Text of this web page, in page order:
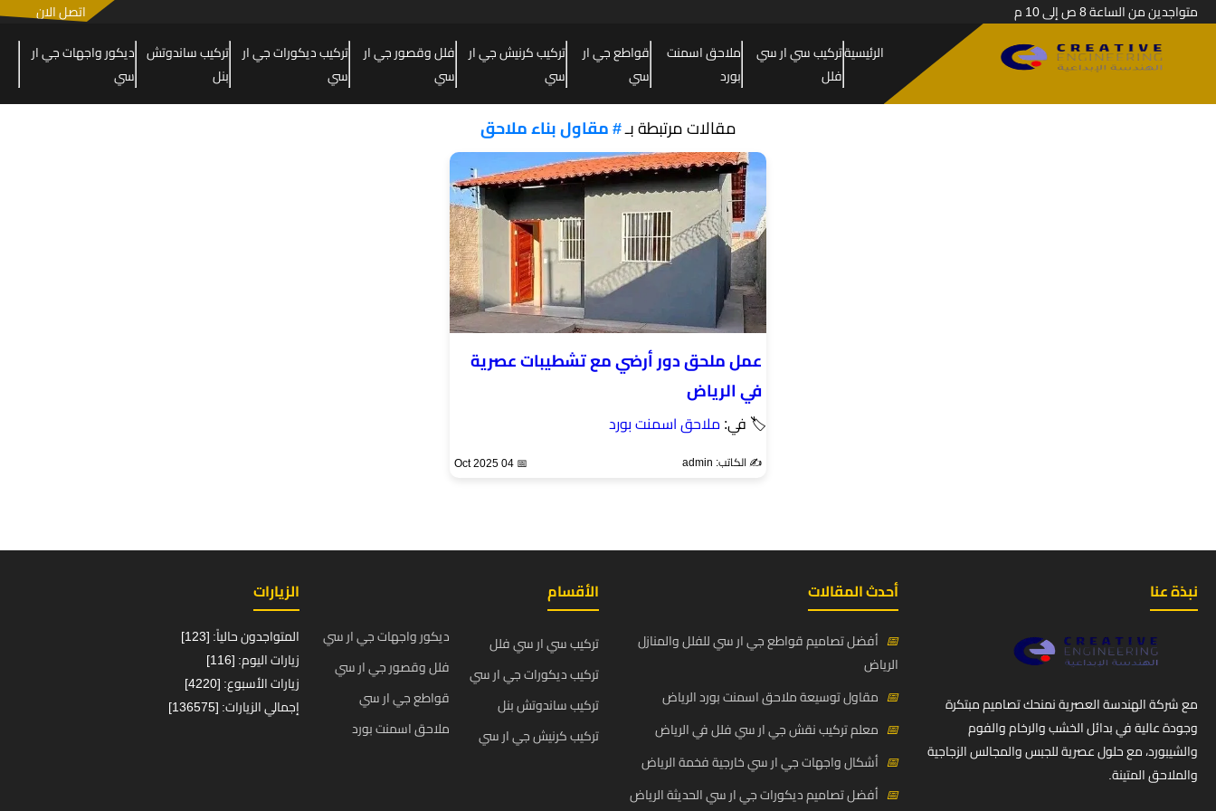
متواجدين من الساعة 8 ص إلى 10 م
اتصل الان
الرئيسيةتركيب سي ار سي
فلل
ملاحق اسمنت
بورد
قواطع جي ار
سي
تركيب كرنيش جي ار
سي
فلل وقصور جي ار
سي
تركيب ديكورات جي ار
سي
تركيب ساندوتش
بنل
ديكور واجهات جي ار
سي
مقالات مرتبطة بـ# مقاول بناء ملاحق
عمل ملحق دور أرضي مع تشطيبات عصرية
في الرياض
🏷 في: ملاحق اسمنت بورد
✍️ الكاتب: admin 📅 04 Oct 2025
نبذة عنا
مع شركة الهندسة العصرية نمنحك تصاميم مبتكرة
وجودة عالية في بدائل الخشب والرخام والفوم
والشيبورد، مع حلول عصرية للجبس والمجالس الزجاجية
والملاحق المتينة.
أحدث المقالات
📅 أفضل تصاميم قواطع جي ار سي للفلل والمنازل
الرياض
📅 مقاول توسيعة ملاحق اسمنت بورد الرياض
📅 معلم تركيب نقش جي ار سي فلل في الرياض
📅 أشكال واجهات جي ار سي خارجية فخمة الرياض
📅 أفضل تصاميم ديكورات جي ار سي الحديثة الرياض
الأقسام
تركيب سي ار سي فلل
تركيب ديكورات جي ار سي
تركيب ساندوتش بنل
تركيب كرنيش جي ار سي
ديكور واجهات جي ار سي
فلل وقصور جي ار سي
قواطع جي ار سي
ملاحق اسمنت بورد
الزيارات
المتواجدون حالياً: [123]
زيارات اليوم: [116]
زيارات الأسبوع: [4220]
إجمالي الزيارات: [136575]